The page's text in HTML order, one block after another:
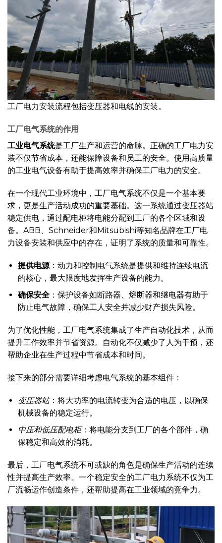
工厂电力安装流程包括变压器和电线的安装。
工厂电气系统的作用
工业电气系统是工厂生产和运营的命脉。正确的工厂电力安
装不仅节省成本，还能保障设备和员工的安全。使用高质量
的工业电气设备有助于提高效率并确保工厂电力的安全。
在一个现代工业环境中，工厂电气系统不仅是一个基本要
求，更是生产活动成功的重要基础。这一系统通过变压器站
稳定供电，通过配电柜将电能分配到工厂的各个区域和设
备。ABB、Schneider和Mitsubishi等知名品牌在工厂电
力设备安装和供应中的存在，证明了系统的质量和可靠性。
提供电源：动力和控制电气系统是提供和维持连续电流
的核心，最大限度地发挥生产设备的能力。
确保安全：保护设备如断路器、熔断器和继电器有助于
防止电气故障，确保工人安全并减少财产损失风险。
为了优化性能，工厂电气系统集成了生产自动化技术，从而
提升工作效率并节省资源。自动化不仅减少了人为干预，还
帮助企业在生产过程中节省成本和时间。
接下来的部分需要详细考虑电气系统的基本组件：
变压器站：将大功率的电流转变为合适的电压，以确保
机械设备的稳定运行。
中压和低压配电柜：将电能分支到工厂的各个部件，确
保稳定和高效的消耗。
最后，工厂电气系统不可或缺的角色是确保生产活动的连续
性并提高生产效率。一个稳定安全的工厂电力系统不仅为工
厂流畅运作创造条件，还帮助提高在工业领域的竞争力。